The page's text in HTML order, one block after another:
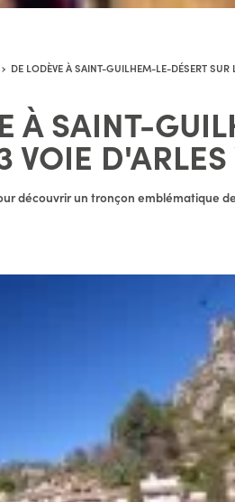
DE LODÈVE À SAINT-GUILHEM-LE-DÉSERT
À SAINT-
découvrir un tronçon emblématique